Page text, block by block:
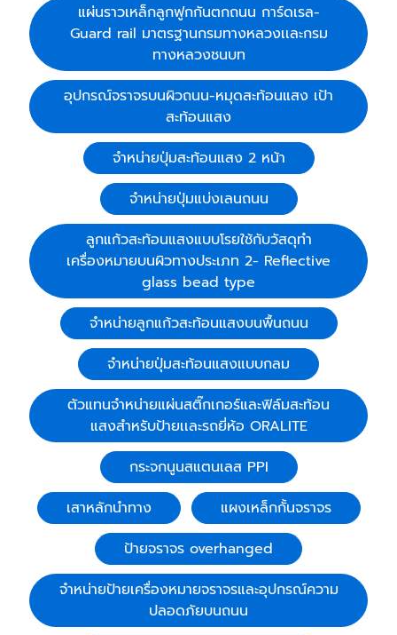
แผ่นราวเหล็กลูกฟูกกันตกถนน การ์ดเรล-
Guard rail มาตรฐานกรมทางหลวงเเละกรม
ทางหลวงชนบท
อุปกรณ์จราจรบนผิวถนน-หมุดสะท้อนแสง เป้า
สะท้อนแสง
จำหน่ายปุ่มสะท้อนแสง 2 หน้า
จำหน่ายปุ่มแบ่งเลนถนน
ลูกแก้วสะท้อนแสงแบบโรยใช้กับวัสดุทำ
เครื่องหมายบนผิวทางประเภท 2- Reflective
glass bead type
จำหน่ายลูกแก้วสะท้อนแสงบนพื้นถนน
จำหน่ายปุ่มสะท้อนแสงแบบกลม
ตัวแทนจำหน่ายแผ่นสติ๊กเกอร์และฟิล์มสะท้อน
แสงสำหรับป้ายเเละรถยี่ห้อ ORALITE
กระจกนูนสแตนเลส PPI
เสาหลักนำทาง
แผงเหล็กกั้นจราจร
ป้ายจราจร overhanged
จำหน่ายป้ายเครื่องหมายจราจรและอุปกรณ์ความ
ปลอดภัยบนถนน